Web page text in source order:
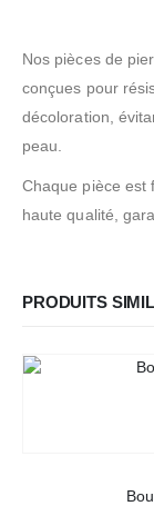
Nos pièces de
conçues pour
décoloration,
peau.
Chaque pièce est
haute qualité,
PRODUITS